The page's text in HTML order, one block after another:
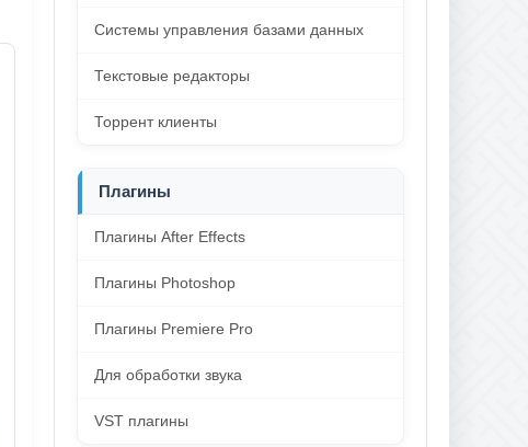
Системы управления базами данных
Текстовые редакторы
Торрент клиенты
Плагины
Плагины After Effects
Плагины Photoshop
Плагины Premiere Pro
Для обработки звука
VST плагины